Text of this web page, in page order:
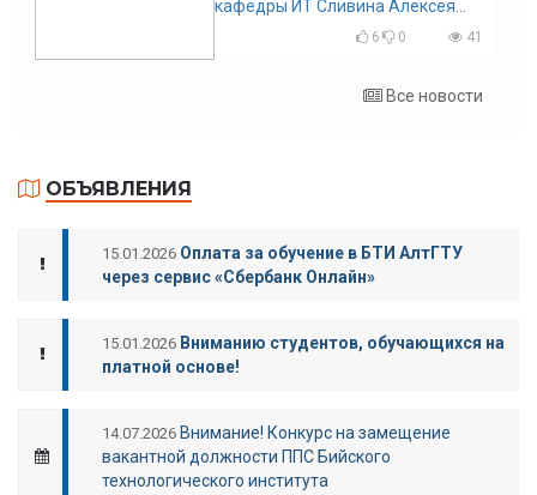
кафедры ИТ Сливина Алексея
Николаевича с юбилеем!
6 0 41
Все новости
ОБЪЯВЛЕНИЯ
15.01.2026 Оплата за обучение в БТИ АлтГТУ
через сервис «Сбербанк Онлайн»
15.01.2026 Вниманию студентов, обучающихся на
платной основе!
14.07.2026 Внимание! Конкурс на замещение
вакантной должности ППС Бийского
технологического института